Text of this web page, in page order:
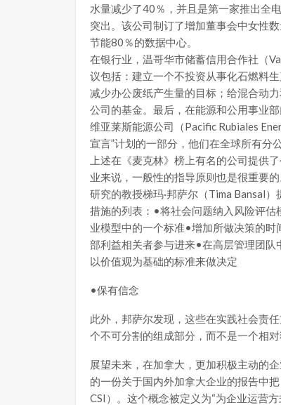
水量减少了40％，并且是第一家推出全
突出。该公司制订了增加董事会中女性
节能80％的数据中心。
在银行业，温哥华市储蓄信用合作社（
议包括：建立一个不投资从事化石燃料
减少办公废纸产生量的目标；给混合动
公司的基金。最后，在能源和公用事业
维亚莱斯能源公司（Pacific Rubiales
宣言”计划的一部分，他们在全球所有分
上述在《麦克林》榜上有名的公司提供
业来说，一般性的指导原则也是很重要
研究的教授梯玛·邦萨尔（Tima Bansal
措施的列表：•将社会问题纳入风险评
业模型中的一个标准•增加所做决策的
部利益相关者参与进来•在高层管理团
以价值观为基础的标准来做决定
•保有信念
此外，邦萨尔发现，这些在实践社会责
个不可分割的组成部分，而不是一个相对
展望未来，在加拿大，更加积极主动的
的一份关于国内外加拿大企业的报告中
CSI）。这个概念被定义为“为企业运营